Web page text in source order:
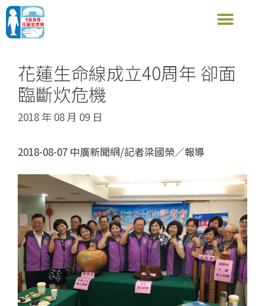
花蓮生命線成立40周年 卻面
臨斷炊危機
2018 年 08 月 09 日
2018-08-07 中廣新聞網/記者梁國榮／報導